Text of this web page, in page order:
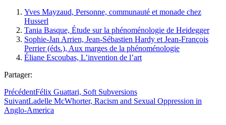
Yves Mayzaud, Personne, communauté et monade chez
Husserl
Tania Basque, Étude sur la phénoménologie de Heidegger
Sophie-Jan Arrien, Jean-Sébastien Hardy et Jean-François
Perrier (éds.), Aux marges de la phénoménologie
Éliane Escoubas, L’invention de l’art
Partager:
PrécédentFélix Guattari, Soft Subversions
SuivantLadelle McWhorter, Racism and Sexual Oppression in
Anglo-America